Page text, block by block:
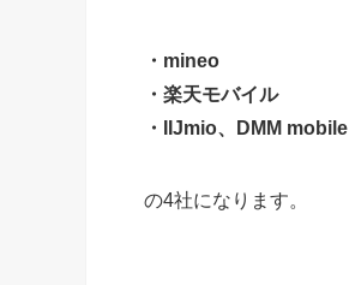
・mineo
・楽天モバイル
・IIJmio、DMM mobile
の4社になります。